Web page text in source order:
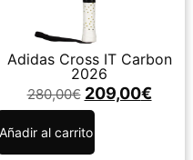
Adidas Cross IT Carbon
2026
280,00€ 209,00€
Añadir al carrito